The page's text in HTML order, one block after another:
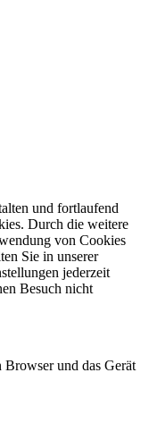
und fortlaufend
Durch die weitere
von Cookies
Sie in unserer
jederzeit
Besuch nicht
und das Gerät